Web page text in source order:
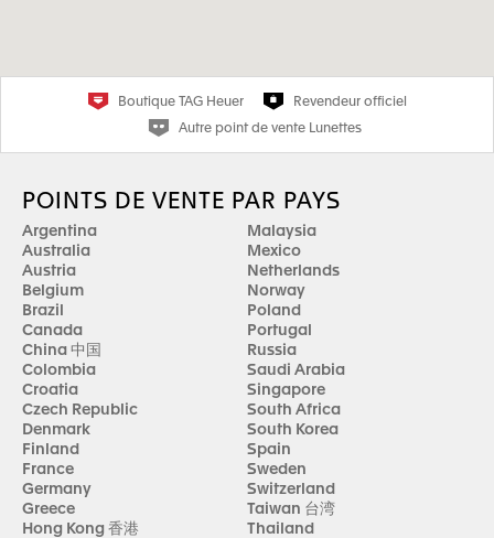
Boutique TAG Heuer
Revendeur officiel
Autre point de vente Lunettes
POINTS DE VENTE PAR PAYS
Argentina
Australia
Austria
Belgium
Brazil
Canada
China 中国
Colombia
Croatia
Czech Republic
Denmark
Finland
France
Germany
Greece
Hong Kong 香港
Malaysia
Mexico
Netherlands
Norway
Poland
Portugal
Russia
Saudi Arabia
Singapore
South Africa
South Korea
Spain
Sweden
Switzerland
Taiwan 台湾
Thailand